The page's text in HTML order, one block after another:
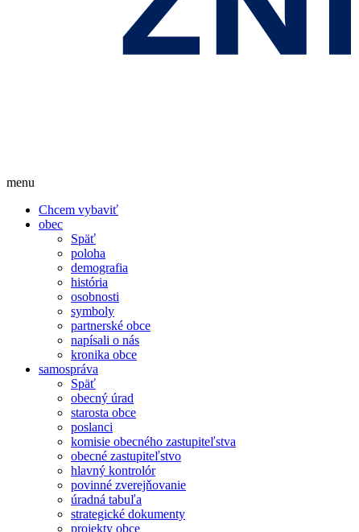
menu
Chcem vybaviť
obec
Späť
poloha
demografia
história
osobnosti
symboly
partnerské obce
napísali o nás
kronika obce
samospráva
Späť
obecný úrad
starosta obce
poslanci
komisie obecného zastupiteľstva
obecné zastupiteľstvo
hlavný kontrolór
povinné zverejňovanie
úradná tabuľa
strategické dokumenty
projekty obce